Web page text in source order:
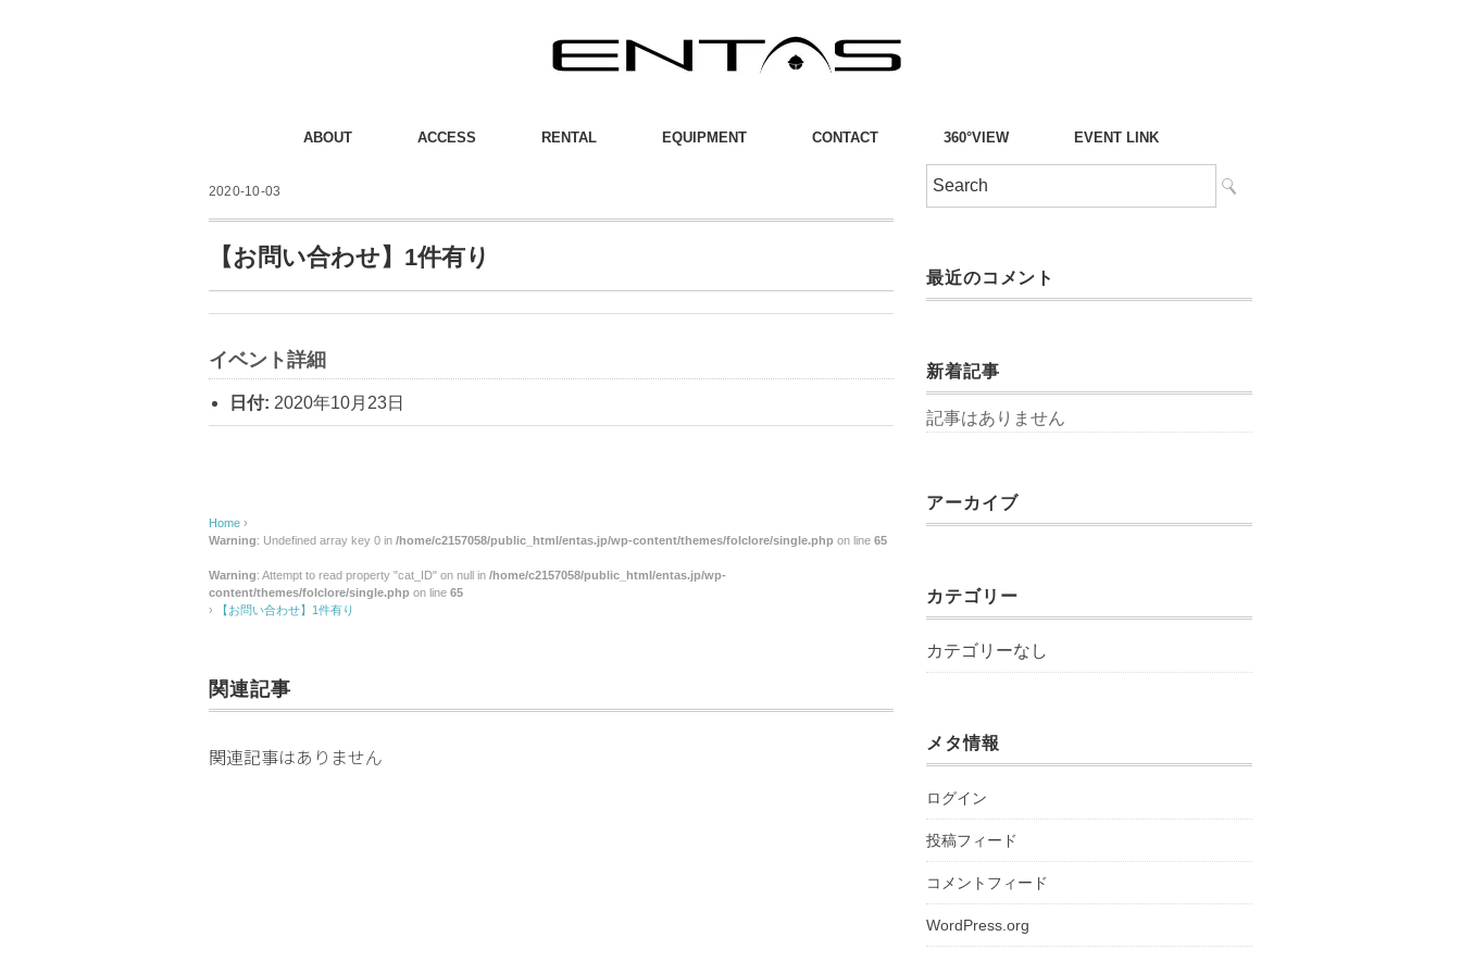
ABOUT ACCESS RENTAL EQUIPMENT CONTACT 360°VIEW EVENT LINK
2020-10-03
【お問い合わせ】1件有り
イベント詳細
日付: 2020年10月23日
Home ›
Warning: Undefined array key 0 in /home/c2157058/public_html/entas.jp/wp-content/themes/folclore/single.php on line 65
Warning: Attempt to read property "cat_ID" on null in /home/c2157058/public_html/entas.jp/wp-
content/themes/folclore/single.php on line 65
›
【お問い合わせ】1件有り
関連記事
関連記事はありません
最近のコメント
新着記事
記事はありません
アーカイブ
カテゴリー
カテゴリーなし
メタ情報
ログイン
投稿フィード
コメントフィード
WordPress.org